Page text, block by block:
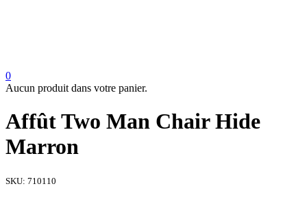
0
Aucun produit dans votre panier.
Affût Two Man Chair Hide
Marron
SKU: 710110